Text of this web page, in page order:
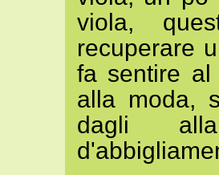
viola,
recuperare
fa sentire al
alla moda,
dagli